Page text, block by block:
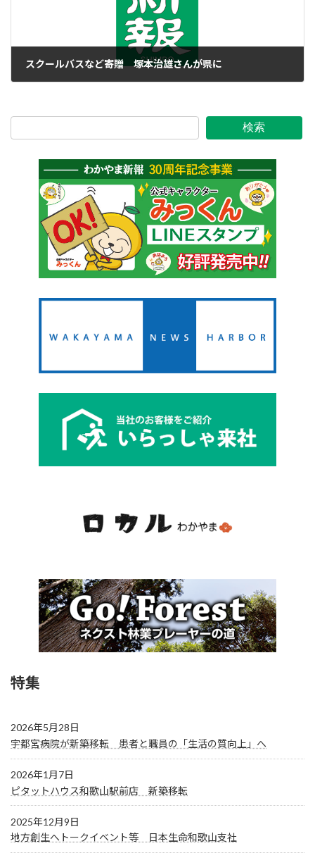
スクールバスなど寄贈 塚本治雄さんが県に
検索
特集
2026年5月28日
宇都宮病院が新築移転 患者と職員の「生活の質向上」へ
2026年1月7日
ピタットハウス和歌山駅前店 新築移転
2025年12月9日
地方創生へトークイベント等 日本生命和歌山支社